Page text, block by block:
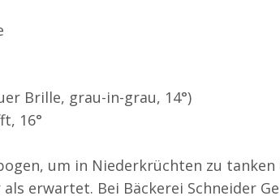
Brille, grau-in-grau, 14°)
16°
um in Niederkrüchten zu
erwartet. Bei Bäckerei Schneider